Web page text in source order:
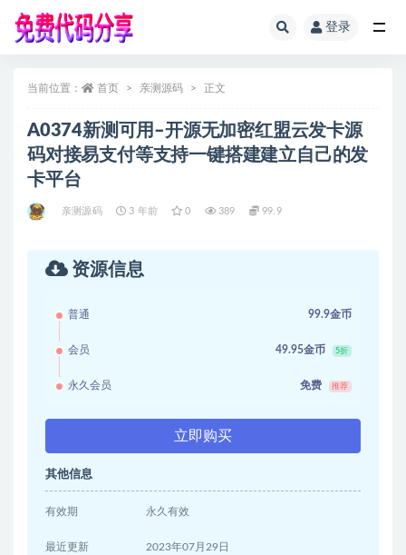
登录
当前位置： 首页 亲测源码 正文
A0374新测可用–开源无加密红盟云发卡源
码对接易支付等支持一键搭建建立自己的发
卡平台
亲测源码 3 年前 0 389 99.9
资源信息
普通 99.9金币
会员 49.95金币 5折
永久会员 免费 推荐
立即购买
其他信息
有效期 永久有效
最近更新 2023年07月29日